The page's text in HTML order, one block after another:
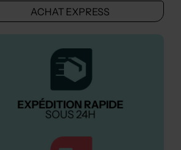
ACHAT EXPRESS